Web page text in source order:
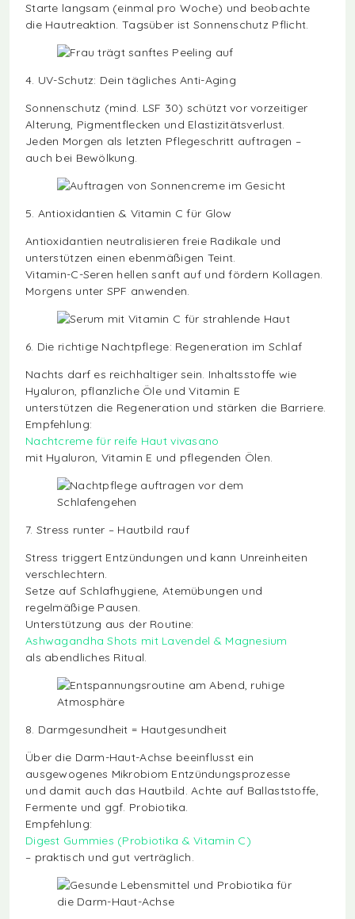
Starte langsam (einmal pro Woche) und beobachte
die Hautreaktion. Tagsüber ist Sonnenschutz Pflicht.
4. UV-Schutz: Dein tägliches Anti-Aging
Sonnenschutz (mind. LSF 30) schützt vor vorzeitiger
Alterung, Pigmentflecken und Elastizitätsverlust.
Jeden Morgen als letzten Pflegeschritt auftragen –
auch bei Bewölkung.
5. Antioxidantien & Vitamin C für Glow
Antioxidantien neutralisieren freie Radikale und
unterstützen einen ebenmäßigen Teint.
Vitamin-C-Seren hellen sanft auf und fördern Kollagen.
Morgens unter SPF anwenden.
6. Die richtige Nachtpflege: Regeneration im Schlaf
Nachts darf es reichhaltiger sein. Inhaltsstoffe wie
Hyaluron, pflanzliche Öle und Vitamin E
unterstützen die Regeneration und stärken die Barriere.
Empfehlung:
Nachtcreme für reife Haut vivasano
mit Hyaluron, Vitamin E und pflegenden Ölen.
7. Stress runter – Hautbild rauf
Stress triggert Entzündungen und kann Unreinheiten
verschlechtern.
Setze auf Schlafhygiene, Atemübungen und
regelmäßige Pausen.
Unterstützung aus der Routine:
Ashwagandha Shots mit Lavendel & Magnesium
als abendliches Ritual.
8. Darmgesundheit = Hautgesundheit
Über die Darm-Haut-Achse beeinflusst ein
ausgewogenes Mikrobiom Entzündungsprozesse
und damit auch das Hautbild. Achte auf Ballaststoffe,
Fermente und ggf. Probiotika.
Empfehlung:
Digest Gummies (Probiotika & Vitamin C)
– praktisch und gut verträglich.